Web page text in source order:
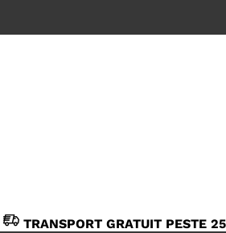
TRANSPORT GRATUIT PESTE